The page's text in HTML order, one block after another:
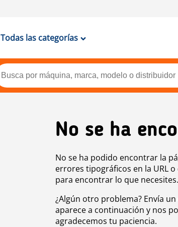
Todas las categorías
No se ha
No se ha podido encontrar la
errores tipográficos en la URL
para encontrar lo que necesites.
¿Algún otro problema? Envía
aparece a continuación y nos
agradecemos tu paciencia.